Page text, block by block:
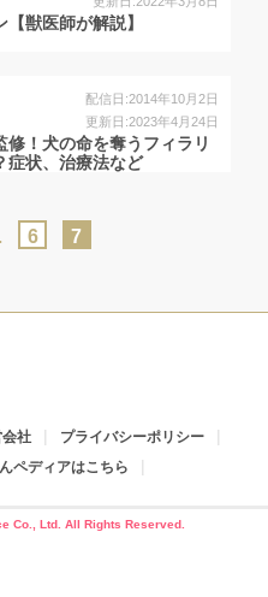
【獣医師が解説】
配信日:2014年10月2日
更新日:2023年4月24日
修！犬の命を奪うフィラリ
症状、治療法など
6 7
社
プライバシーポリシー
ペディアはこちら
Co., Ltd. All Rights Reserved.